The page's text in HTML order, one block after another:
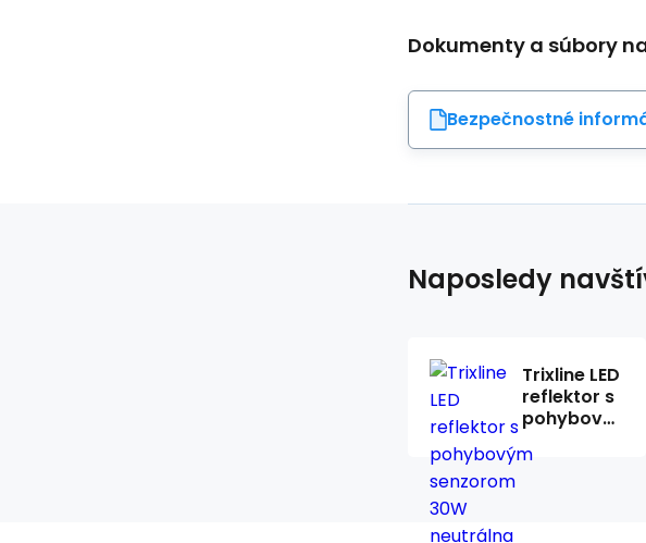
Dokumenty a súbory
Bezpečnostné
Naposledy
Trixline LED
reflektor s
pohybovým
30W